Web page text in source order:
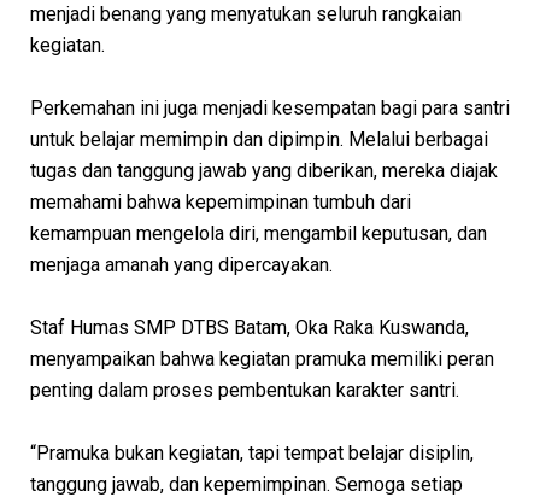
menjadi benang yang menyatukan seluruh rangkaian
kegiatan.
Perkemahan ini juga menjadi kesempatan bagi para santri
untuk belajar memimpin dan dipimpin. Melalui berbagai
tugas dan tanggung jawab yang diberikan, mereka diajak
memahami bahwa kepemimpinan tumbuh dari
kemampuan mengelola diri, mengambil keputusan, dan
menjaga amanah yang dipercayakan.
Staf Humas SMP DTBS Batam, Oka Raka Kuswanda,
menyampaikan bahwa kegiatan pramuka memiliki peran
penting dalam proses pembentukan karakter santri.
“Pramuka bukan kegiatan, tapi tempat belajar disiplin,
tanggung jawab, dan kepemimpinan. Semoga setiap